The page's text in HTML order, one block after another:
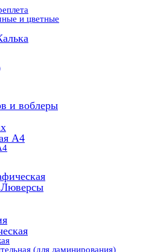
и цветные
и воблеры
А4
Люверсы
(для ламинирования)